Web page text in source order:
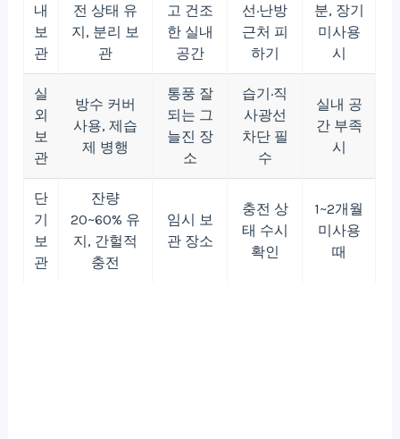
내
보
관
전 상태 유
지, 분리 보
관
고 건조
한 실내
공간
선·난방
근처 피
하기
분, 장기
미사용
시
실
외
보
관
방수 커버
사용, 제습
제 병행
통풍 잘
되는 그
늘진 장
소
습기·직
사광선
차단 필
수
실내 공
간 부족
시
단
기
보
관
잔량
20~60% 유
지, 간헐적
충전
임시 보
관 장소
충전 상
태 수시
확인
1~2개월
미사용
때